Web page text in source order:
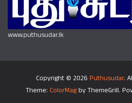
www.puthusudar.lk
Copyright © 2026 Puthusudar.
Theme: ColorMagby ThemeGrill.